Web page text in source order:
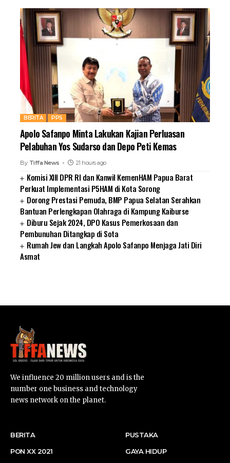
BERITA PPS
Apolo Safanpo Minta Lakukan Kajian Perluasan
Pelabuhan Yos Sudarso dan Depo Peti Kemas
By Tiffa News 21 hours ago
Komisi XIII DPR RI dan Kanwil KemenHAM Papua Barat
Perkuat Implementasi P5HAM di Kota Sorong
Dorong Prestasi Pemuda, BMP Papua Selatan Serahkan
Bantuan Perlengkapan Olahraga di Kampung Kaiburse
Diburu Sejak 2024, DPO Kasus Pemerkosaan dan
Pembunuhan Ditangkap di Sota
Rumah Jew dan Langkah Apolo Safanpo Menjaga Jati Diri
Asmat
We influence 20 million users and is the
number one business and technology
news network on the planet.
BERITA
PON XX 2021
PUSTAKA
GAYA HIDUP